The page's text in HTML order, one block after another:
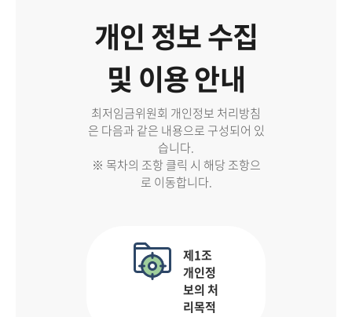
개인 정보 수집
및 이용 안내
최저임금위원회 개인정보 처리방침
은 다음과 같은 내용으로 구성되어 있
습니다.
※ 목차의 조항 클릭 시 해당 조항으
로 이동합니다.
제1조
개인정
보의 처
리목적